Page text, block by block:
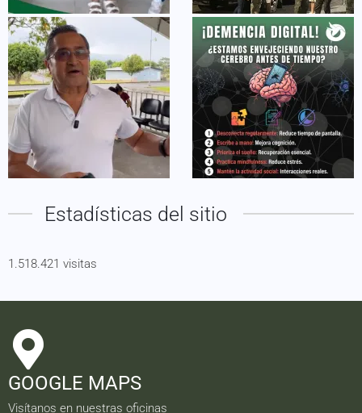
Estadísticas del sitio
1.518.421 visitas
GOOGLE MAPS
Visítanos en nuestras oficinas